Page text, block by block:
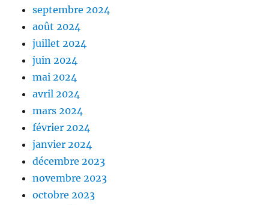
septembre 2024
août 2024
juillet 2024
juin 2024
mai 2024
avril 2024
mars 2024
février 2024
janvier 2024
décembre 2023
novembre 2023
octobre 2023